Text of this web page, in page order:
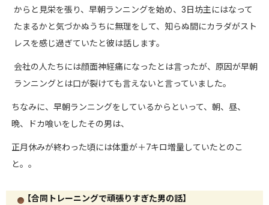
からと見栄を張り、早朝ランニングを始め、 3 日坊主にはなって
たまるかと気づかぬうちに無理をして、知らぬ間にカラダがスト
レスを感じ過ぎていたと彼は話します。
会社の人たちには顔面神経痛になったとは言ったが、原因が早朝
ランニングとは口が裂けても言えないと言っていました。
ちなみに、早朝ランニングをしているからといって、朝、昼、
晩、ドカ喰いをしたその男は、
正月休みが終わった頃には体重が＋7キロ増量していたとのこ
と。。
【合同トレーニングで頑張りすぎた男の話】